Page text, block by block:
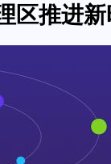
推进